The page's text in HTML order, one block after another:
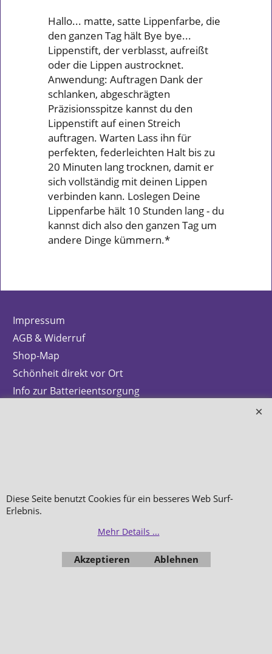
Hallo... matte, satte Lippenfarbe, die
den ganzen Tag hält Bye bye...
Lippenstift, der verblasst, aufreißt
oder die Lippen austrocknet.
Anwendung: Auftragen Dank der
schlanken, abgeschrägten
Präzisionsspitze kannst du den
Lippenstift auf einen Streich
auftragen. Warten Lass ihn für
perfekten, federleichten Halt bis zu
20 Minuten lang trocknen, damit er
sich vollständig mit deinen Lippen
verbinden kann. Loslegen Deine
Lippenfarbe hält 10 Stunden lang - du
kannst dich also den ganzen Tag um
andere Dinge kümmern.*
Impressum
AGB & Widerruf
Shop-Map
Schönheit direkt vor Ort
Info zur Batterieentsorgung
Diese Seite benutzt Cookies für ein besseres Web Surf-
Erlebnis.
Mehr Details ...
Akzeptieren Ablehnen